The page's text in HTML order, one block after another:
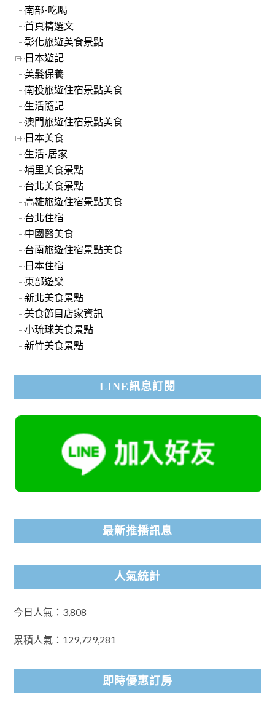
南部-吃喝
首頁精選文
彰化旅遊美食景點
日本遊記
美髮保養
南投旅遊住宿景點美食
生活隨記
澳門旅遊住宿景點美食
日本美食
生活-居家
埔里美食景點
台北美食景點
高雄旅遊住宿景點美食
台北住宿
中國醫美食
台南旅遊住宿景點美食
日本住宿
東部遊樂
新北美食景點
美食節目店家資訊
小琉球美食景點
新竹美食景點
LINE訊息訂閱
最新推播訊息
人氣統計
今日人氣：3,808
累積人氣：129,729,281
即時優惠訂房